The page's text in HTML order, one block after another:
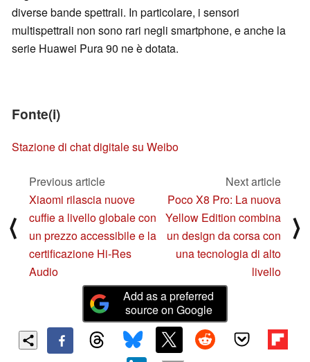
diverse bande spettrali. In particolare, i sensori
multispettrali non sono rari negli smartphone, e anche la
serie Huawei Pura 90 ne è dotata.
Fonte(i)
Stazione di chat digitale su Weibo
⟨
Previous article
Xiaomi rilascia nuove
cuffie a livello globale con
un prezzo accessibile e la
certificazione Hi-Res
Audio
Next article
Poco X8 Pro: La nuova
Yellow Edition combina
un design da corsa con
una tecnologia di alto
livello
⟩
Add as a preferred
source on Google